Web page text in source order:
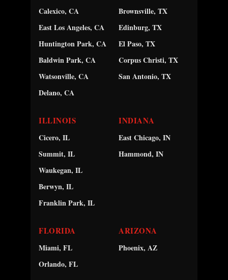
Calexico, CA
East Los Angeles, CA
Huntington Park, CA
Baldwin Park, CA
Watsonville, CA
Delano, CA
Brownsville, TX
Edinburg, TX
El Paso, TX
Corpus Christi, TX
San Antonio, TX
ILLINOIS
Cicero, IL
Summit, IL
Waukegan, IL
Berwyn, IL
Franklin Park, IL
INDIANA
East Chicago, IN
Hammond, IN
FLORIDA
Miami, FL
Orlando, FL
ARIZONA
Phoenix, AZ